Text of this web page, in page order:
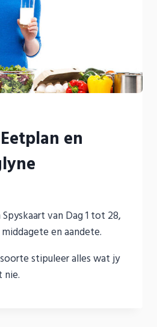
en
van Dag 1 tot 28,
en aandete.
stipuleer alles wat jy
nie.